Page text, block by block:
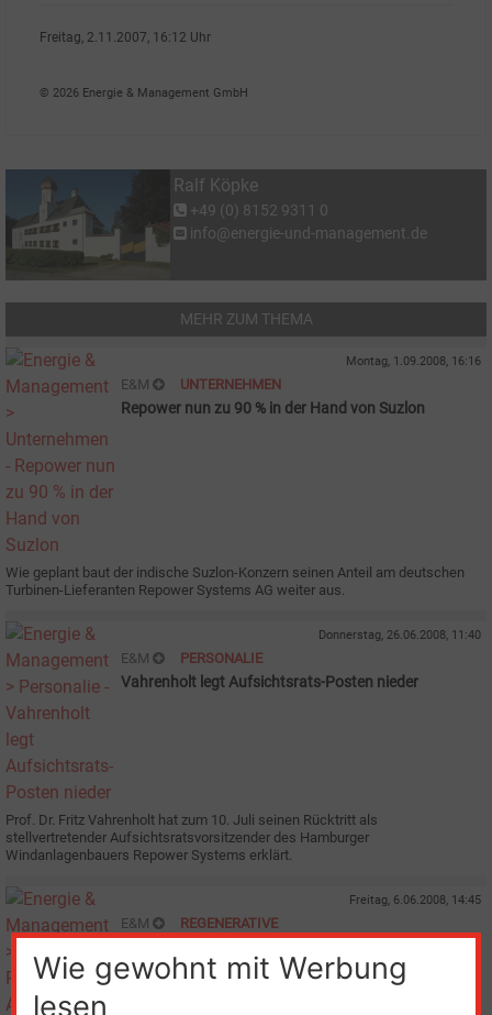
Wie gewohnt mit Werbung
lesen
Freitag, 2.11.2007, 16:12 Uhr
© 2026 Energie & Management GmbH
Ralf Köpke
+49 (0) 8152 9311 0
info@energie-und-management.de
MEHR ZUM THEMA
Montag, 1.09.2008, 16:16
E&M UNTERNEHMEN
Repower nun zu 90 % in der Hand von Suzlon
Wie geplant baut der indische Suzlon-Konzern seinen Anteil am deutschen
Turbinen-Lieferanten Repower Systems AG weiter aus.
Donnerstag, 26.06.2008, 11:40
E&M PERSONALIE
Vahrenholt legt Aufsichtsrats-Posten nieder
Prof. Dr. Fritz Vahrenholt hat zum 10. Juli seinen Rücktritt als
stellvertretender Aufsichtsratsvorsitzender des Hamburger
Windanlagenbauers Repower Systems erklärt.
Freitag, 6.06.2008, 14:45
E&M REGENERATIVE